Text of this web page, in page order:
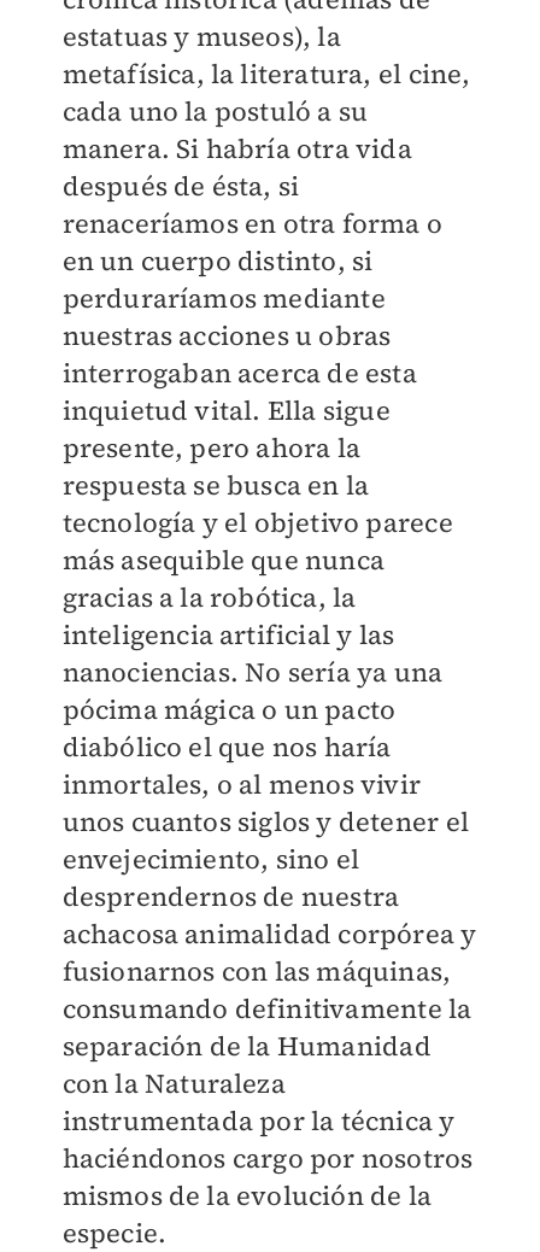
estatuas y museos), la
metafísica, la literatura, el cine,
cada uno la postuló a su
manera. Si habría otra vida
después de ésta, si
renaceríamos en otra forma o
en un cuerpo distinto, si
perduraríamos mediante
nuestras acciones u obras
interrogaban acerca de esta
inquietud vital. Ella sigue
presente, pero ahora la
respuesta se busca en la
tecnología y el objetivo parece
más asequible que nunca
gracias a la robótica, la
inteligencia artificial y las
nanociencias. No sería ya una
pócima mágica o un pacto
diabólico el que nos haría
inmortales, o al menos vivir
unos cuantos siglos y detener el
envejecimiento, sino el
desprendernos de nuestra
achacosa animalidad corpórea y
fusionarnos con las máquinas,
consumando definitivamente la
separación de la Humanidad
con la Naturaleza
instrumentada por la técnica y
haciéndonos cargo por nosotros
mismos de la evolución de la
especie.